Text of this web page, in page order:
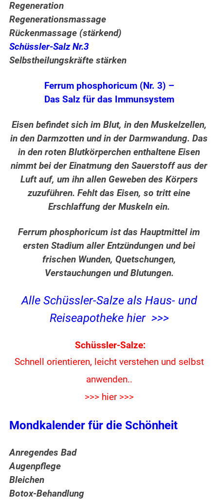
Regeneration
Regenerationsmassage
Rückenmassage (stärkend)
Schüssler-Salz Nr.3
Selbstheilungskräfte stärken
Ferrum phosphoricum (Nr. 3) –
Das Salz für das Immunsystem
Eisen befindet sich im Blut, in den Muskelzellen,
in den Darmzotten und in der Darmwandung. Das
in den roten Blutkörperchen enthaltene Eisen
nimmt bei der Einatmung den Sauerstoff aus der
Luft auf, um ihn allen Geweben des Körpers
zuzuführen. Fehlt das Eisen, so tritt eine
Erschlaffung der Muskeln ein.
Ferrum phosphoricum ist das Hauptmittel im
ersten Stadium aller Entzündungen und bei
frischen Wunden, Quetschungen,
Verstauchungen und Blutungen.
Alle Schüssler-Salze als Haus- und
Reiseapotheke hier >>>
Schüssler-Salze:
Schnell orientieren, leicht verstehen und selbst
anwenden..
>>> hier >>>
Mondkalender für die Schönheit
Anregendes Bad
Augenpflege
Bleichen
Botox-Behandlung